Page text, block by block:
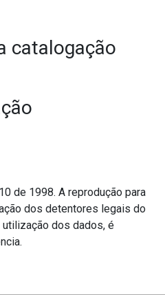
catalogação
de 1998. A reprodução para
dos detentores legais do
dos dados, é